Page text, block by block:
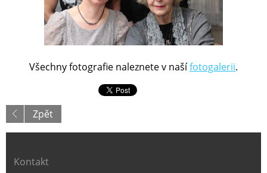
Všechny fotografie naleznete v našífotogalerii.
Zpět
Kontakt